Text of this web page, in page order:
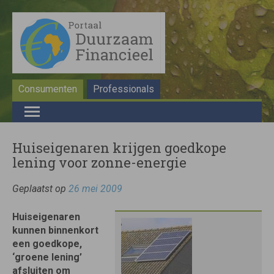
Consumenten Professionals
Huiseigenaren krijgen goedkope
lening voor zonne-energie
Geplaatst op 26 mei 2009
Huiseigenaren
kunnen binnenkort
een goedkope,
‘groene lening’
afsluiten om